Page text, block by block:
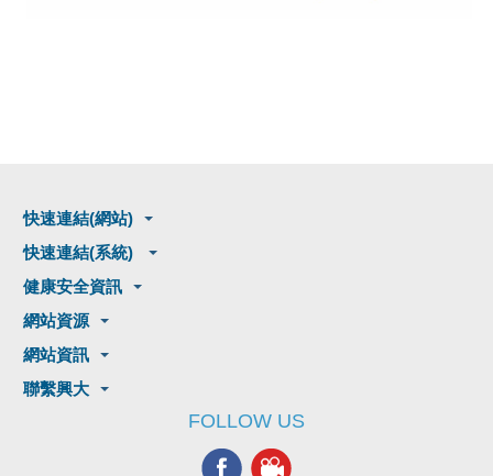
快速連結(網站)
快速連結(系統)
健康安全資訊
網站資源
網站資訊
聯繫興大
FOLLOW US